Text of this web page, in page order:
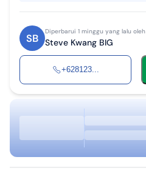
SB
Diperbarui 1 minggu yang lalu oleh
Steve Kwang BIG
+628123...